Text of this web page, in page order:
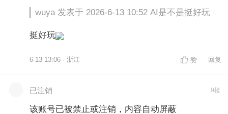
wuya 发表于 2026-6-13 10:52 AI是不是挺好玩
挺好玩
6-13 13:06 · 浙江 赞 回复
已注销 9楼
该账号已被禁止或注销，内容自动屏蔽